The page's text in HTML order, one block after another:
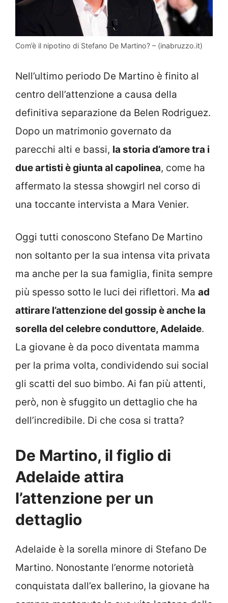
Com’è il nipotino di Stefano De Martino? – (inabruzzo.it)
Nell’ultimo periodo De Martino è finito al
centro dell’attenzione a causa della
definitiva separazione da Belen Rodriguez.
Dopo un matrimonio governato da
parecchi alti e bassi, la storia d’amore tra i
due artisti è giunta al capolinea, come ha
affermato la stessa showgirl nel corso di
una toccante intervista a Mara Venier.
Oggi tutti conoscono Stefano De Martino
non soltanto per la sua intensa vita privata
ma anche per la sua famiglia, finita sempre
più spesso sotto le luci dei riflettori. Ma ad
attirare l’attenzione del gossip è anche la
sorella del celebre conduttore, Adelaide.
La giovane è da poco diventata mamma
per la prima volta, condividendo sui social
gli scatti del suo bimbo. Ai fan più attenti,
però, non è sfuggito un dettaglio che ha
dell’incredibile. Di che cosa si tratta?
De Martino, il figlio di
Adelaide attira
l’attenzione per un
dettaglio
Adelaide è la sorella minore di Stefano De
Martino. Nonostante l’enorme notorietà
conquistata dall’ex ballerino, la giovane ha